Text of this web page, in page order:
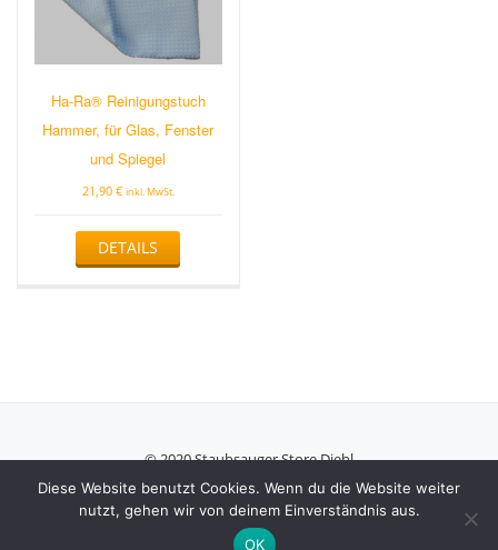
Ha-Ra® Reinigungstuch
Hammer, für Glas, Fenster
und Spiegel
21,90 € inkl. MwSt.
DETAILS
© 2020 Staubsauger Store Diehl
Secondary
Menu Azera Shoppowered byWordPress
Diese Website benutzt Cookies. Wenn du die Website weiter
nutzt, gehen wir von deinem Einverständnis aus.
OK